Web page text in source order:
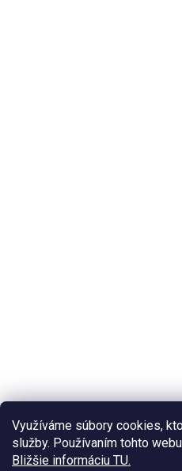
Využíváme súbory cookies,
služby. Používaním tohto
Bližšie informáciu TU.